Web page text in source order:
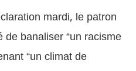
mardi, le patron
banaliser “un racisme
“un climat de